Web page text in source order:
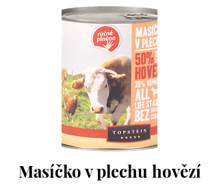
Masíčko v plechu hovězí